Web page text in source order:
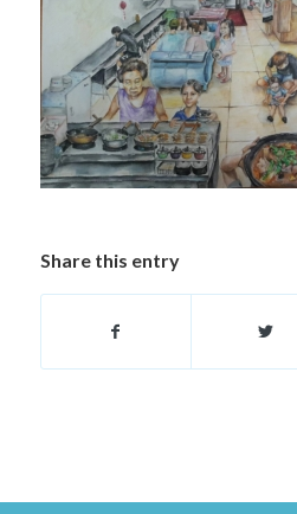
Share this entry